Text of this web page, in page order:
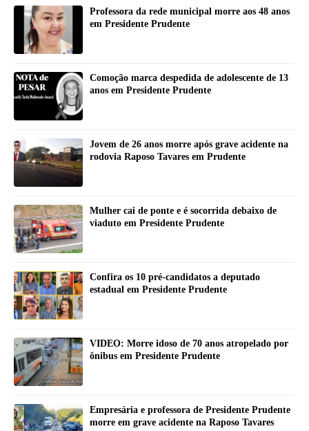
Professora da rede municipal morre aos 48 anos
em Presidente Prudente
Comoção marca despedida de adolescente de 13
anos em Presidente Prudente
Jovem de 26 anos morre após grave acidente na
rodovia Raposo Tavares em Prudente
Mulher cai de ponte e é socorrida debaixo de
viaduto em Presidente Prudente
Confira os 10 pré-candidatos a deputado
estadual em Presidente Prudente
VIDEO: Morre idoso de 70 anos atropelado por
ônibus em Presidente Prudente
Empresária e professora de Presidente Prudente
morre em grave acidente na Raposo Tavares